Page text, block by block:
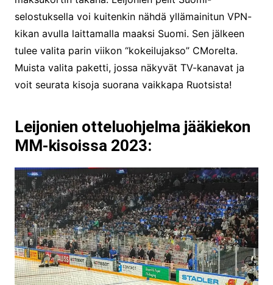
selostuksella voi kuitenkin nähdä yllämainitun VPN-
kikan avulla laittamalla maaksi Suomi. Sen jälkeen
tulee valita parin viikon “kokeilujakso” CMorelta.
Muista valita paketti, jossa näkyvät TV-kanavat ja
voit seurata kisoja suorana vaikkapa Ruotsista!
Leijonien otteluohjelma jääkiekon
MM-kisoissa 2023: